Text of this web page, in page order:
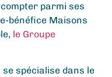
parmi ses
bénéfice Maisons
le Groupe
se spécialise dans le